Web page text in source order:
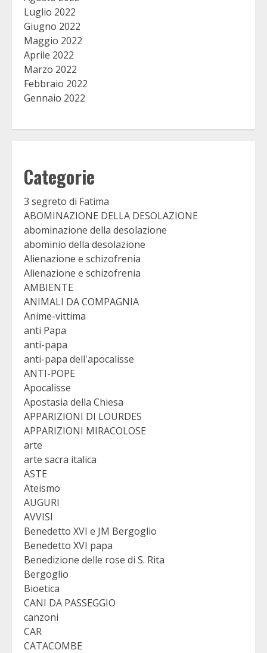
Luglio 2022
Giugno 2022
Maggio 2022
Aprile 2022
Marzo 2022
Febbraio 2022
Gennaio 2022
Categorie
3 segreto di Fatima
ABOMINAZIONE DELLA DESOLAZIONE
abominazione della desolazione
abominio della desolazione
Alienazione e schizofrenia
Alienazione e schizofrenia
AMBIENTE
ANIMALI DA COMPAGNIA
Anime-vittima
anti Papa
anti-papa
anti-papa dell'apocalisse
ANTI-POPE
Apocalisse
Apostasia della Chiesa
APPARIZIONI DI LOURDES
APPARIZIONI MIRACOLOSE
arte
arte sacra italica
ASTE
Ateismo
AUGURI
AVVISI
Benedetto XVI e JM Bergoglio
Benedetto XVI papa
Benedizione delle rose di S. Rita
Bergoglio
Bioetica
CANI DA PASSEGGIO
canzoni
CAR
CATACOMBE